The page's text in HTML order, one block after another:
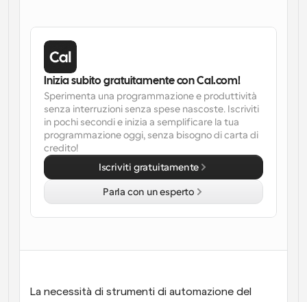
Programmazione potenziata con chiamate
supportate dall'IA
Blog
Rimani aggiornato con le ultime notizie e aggiornamenti
Riunioni Instantanee
Incontrare i clienti in pochi minuti
Link di Gruppo Dinamico
Prenota senza sforzo riunioni con più persone
Webhook
La necessità di strumenti di automazione del
Inizia subito gratuitamente con Cal.com!
Sperimenta una programmazione e produttività
senza interruzioni senza spese nascoste. Iscriviti
in pochi secondi e inizia a semplificare la tua
programmazione oggi, senza bisogno di carta di
credito!
Iscriviti gratuitamente
Parla con un esperto